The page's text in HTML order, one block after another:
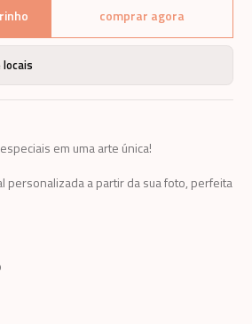
comprar agora
em uma arte única!
personalizada a partir da sua foto, perfeita